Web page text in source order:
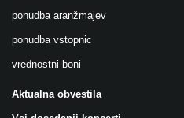
ponudba aranžmajev
ponudba vstopnic
vrednostni boni
Aktualna obvestila